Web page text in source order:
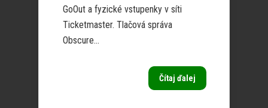
GoOut a fyzické vstupenky v síti
Ticketmaster. Tlačová správa
Obscure...
Čítaj ďalej